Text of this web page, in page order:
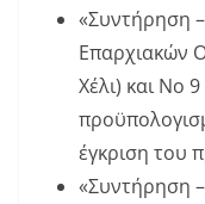
«Συντήρηση
Επαρχιακών
Χέλι) και Νο
έγκριση του
«Συντήρηση